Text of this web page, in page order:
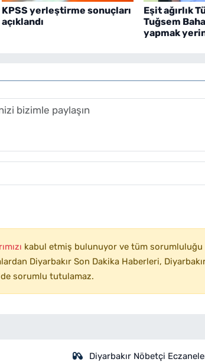
KPSS yerleştirme sonuçları
açıklandı
Eşit ağırlık
Tuğsem
yapmak
kabul etmiş bulunuyor ve tüm sorumluluğu
Diyarbakır Son Dakika Haberleri, Diyarbakır
sorumlu tutulamaz.
Diyarbakır Nöbetçi